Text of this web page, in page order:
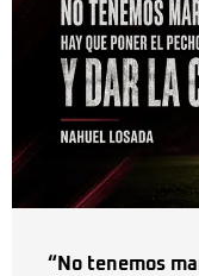
“No tenemos